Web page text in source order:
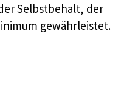
Selbstbehalt, der
gewährleistet.